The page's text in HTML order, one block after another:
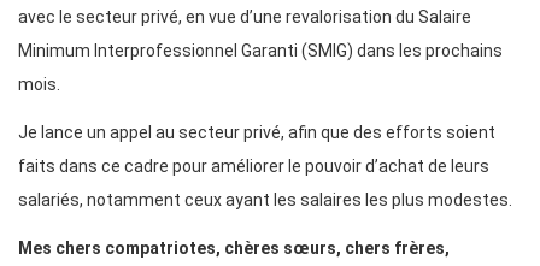
avec le secteur privé, en vue d’une revalorisation du Salaire
Minimum Interprofessionnel Garanti (SMIG) dans les prochains
mois.
Je lance un appel au secteur privé, afin que des efforts soient
faits dans ce cadre pour améliorer le pouvoir d’achat de leurs
salariés, notamment ceux ayant les salaires les plus modestes.
Mes chers compatriotes, chères sœurs, chers frères,